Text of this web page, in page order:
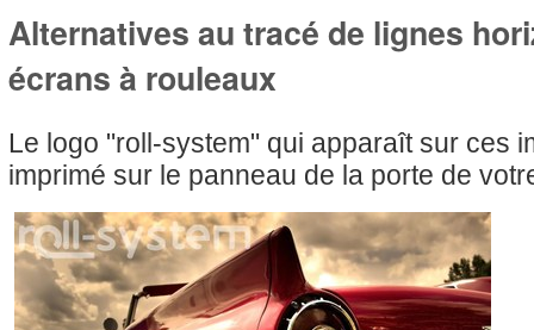
Alternatives au tracé de lignes
écrans à rouleaux
Le logo "roll-system" qui apparaît sur ces
imprimé sur le panneau de la porte de